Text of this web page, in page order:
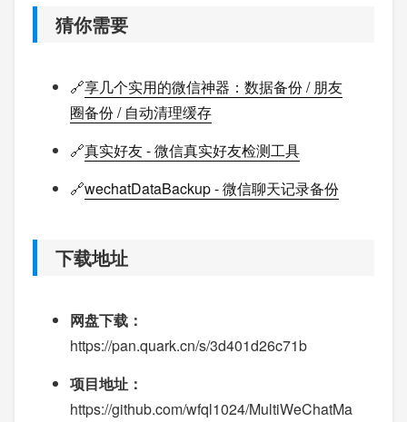
猜你需要
🔗享几个实用的微信神器：数据备份 / 朋友
圈备份 / 自动清理缓存
🔗真实好友 - 微信真实好友检测工具
🔗wechatDataBackup - 微信聊天记录备份
下载地址
网盘下载：
https://pan.quark.cn/s/3d401d26c71b
项目地址：
https://github.com/wfql1024/MultiWeChatMa